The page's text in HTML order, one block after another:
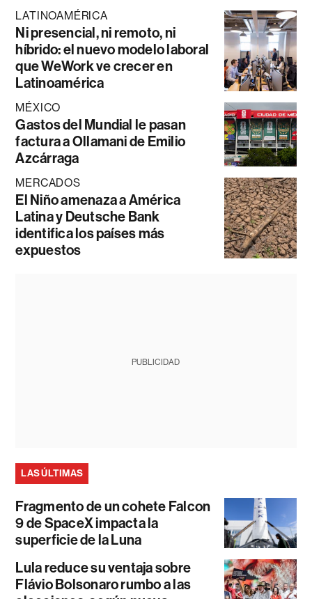
LATINOAMÉRICA
Ni presencial, ni remoto, ni
híbrido: el nuevo modelo laboral
que WeWork ve crecer en
Latinoamérica
MÉXICO
Gastos del Mundial le pasan
factura a Ollamani de Emilio
Azcárraga
MERCADOS
El Niño amenaza a América
Latina y Deutsche Bank
identifica los países más
expuestos
PUBLICIDAD
LAS ÚLTIMAS
Fragmento de un cohete Falcon
9 de SpaceX impacta la
superficie de la Luna
Lula reduce su ventaja sobre
Flávio Bolsonaro rumbo a las